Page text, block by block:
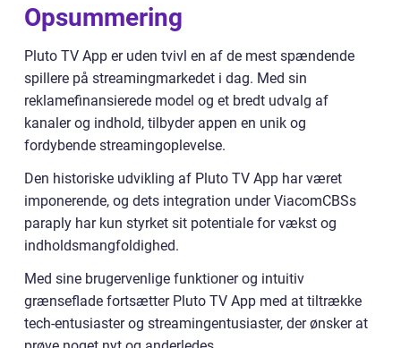
Opsummering
Pluto TV App er uden tvivl en af de mest spændende
spillere på streamingmarkedet i dag. Med sin
reklamefinansierede model og et bredt udvalg af
kanaler og indhold, tilbyder appen en unik og
fordybende streamingoplevelse.
Den historiske udvikling af Pluto TV App har været
imponerende, og dets integration under ViacomCBSs
paraply har kun styrket sit potentiale for vækst og
indholdsmangfoldighed.
Med sine brugervenlige funktioner og intuitiv
grænseflade fortsætter Pluto TV App med at tiltrække
tech-entusiaster og streamingentusiaster, der ønsker at